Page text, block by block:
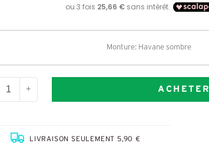
Monture: Havane sombre
+ ACHETER
LIVRAISON SEULEMENT 5,90 €